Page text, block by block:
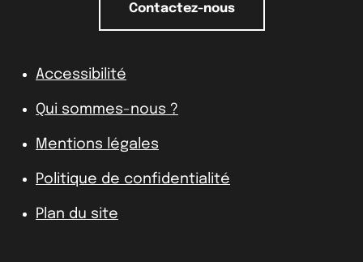
Contactez-nous
Accessibilité
Qui sommes-nous ?
Mentions légales
Politique de confidentialité
Plan du site